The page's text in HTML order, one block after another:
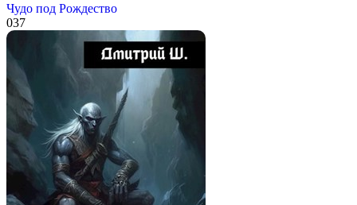
Чудо под Рождество
037